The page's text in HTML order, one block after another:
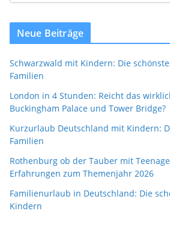
Neue Beiträge
Schwarzwald mit Kindern: Die
Familien
London in 4 Stunden: Reicht das
Buckingham Palace und Tower Bridge?
Kurzurlaub Deutschland mit Kindern:
Familien
Rothenburg ob der Tauber mit
Erfahrungen zum Themenjahr 2026
Familienurlaub in Deutschland: Die
Kindern